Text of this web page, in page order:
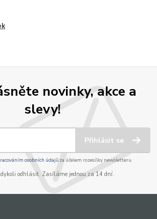
novinky, akce a
slevy!
Přihlásit se
osobních údajůza účelem rozesílky newsletteru.
odhlásit. Zasíláme jednou za 14 dní.